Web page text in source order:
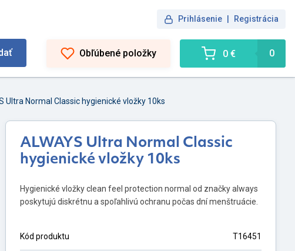
Prihlásenie Registrácia
Obľúbené položky 0 € 0
Ultra Normal Classic hygienické vložky 10ks
ALWAYS Ultra Normal Classic
hygienické vložky 10ks
Hygienické vložky clean feel protection normal od značky always
poskytujú diskrétnu a spoľahlivú ochranu počas dní menštruácie.
Kód produktu T16451